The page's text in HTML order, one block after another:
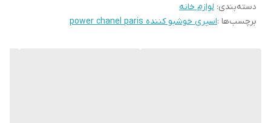
دسته‌بندی: لوازم خانه
برچسب‌ها :اسپری خوشبو کننده power chanel paris